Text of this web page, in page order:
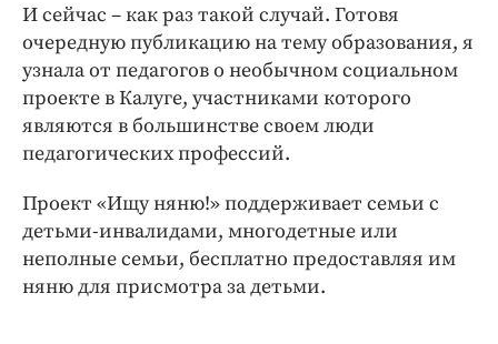
И сейчас – как раз такой случай. Готовя
очередную публикацию на тему образования, я
узнала от педагогов о необычном социальном
проекте в Калуге, участниками которого
являются в большинстве своем люди
педагогических профессий.
Проект «Ищу няню!» поддерживает семьи с
детьми-инвалидами, многодетные или
неполные семьи, бесплатно предоставляя им
няню для присмотра за детьми.